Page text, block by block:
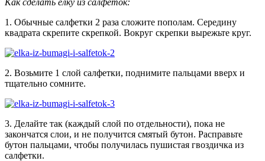
1. Обычные салфетки 2 раза сложите пополам. Середину
квадрата скрепите скрепкой. Вокруг скрепки вырежьте круг.
2. Возьмите 1 слой салфетки, поднимите пальцами вверх и
тщательно сомните.
3. Делайте так (каждый слой по отдельности), пока не
закончатся слои, и не получится смятый бутон. Расправьте
бутон пальцами, чтобы получилась пушистая гвоздичка из
салфетки.